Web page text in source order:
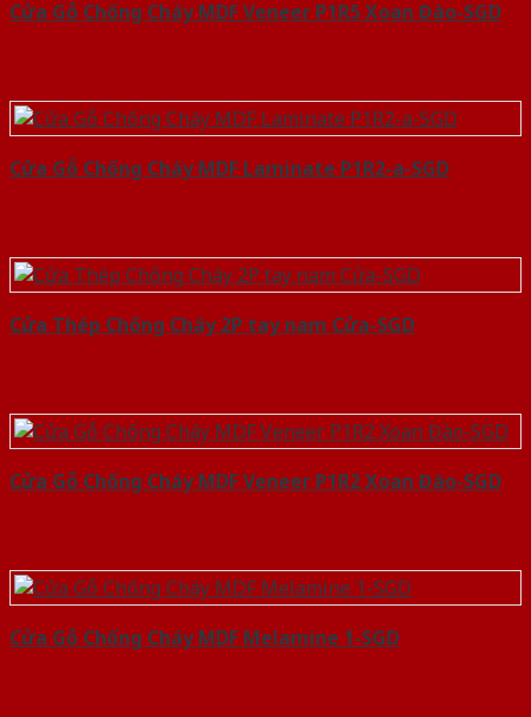
Cửa Gỗ Chống Cháy MDF Veneer P1R5 Xoan Đào-SGD
Cửa Gỗ Chống Cháy MDF Laminate P1R2-a-SGD
Cửa Thép Chống Cháy 2P tay nam Cửa-SGD
Cửa Gỗ Chống Cháy MDF Veneer P1R2 Xoan Đào-SGD
Cửa Gỗ Chống Cháy MDF Melamine 1-SGD